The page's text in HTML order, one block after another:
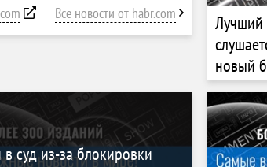
Все новости от habr.com
Лучший
новый
суд из-за блокировки